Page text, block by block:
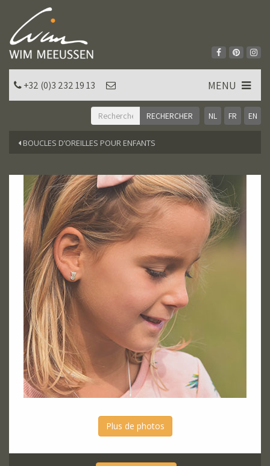
NL FR EN
+32 (0)3 232 19 13 MENU
BOUCLES D’OREILLES POUR ENFANTS
Plus de photos